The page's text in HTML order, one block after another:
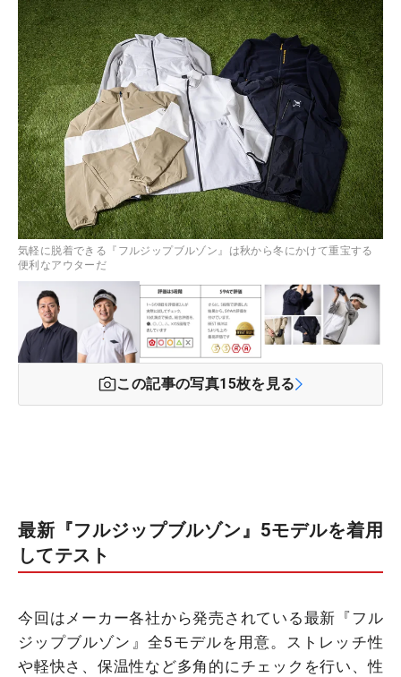
気軽に脱着できる『フルジップブルゾン』は秋から冬にかけて重宝する
便利なアウターだ
この記事の写真15枚を見る
最新『フルジップブルゾン』5モデルを着用
してテスト
今回はメーカー各社から発売されている最新『フル
ジップブルゾン』全5モデルを用意。ストレッチ性
や軽快さ、保温性など多角的にチェックを行い、性